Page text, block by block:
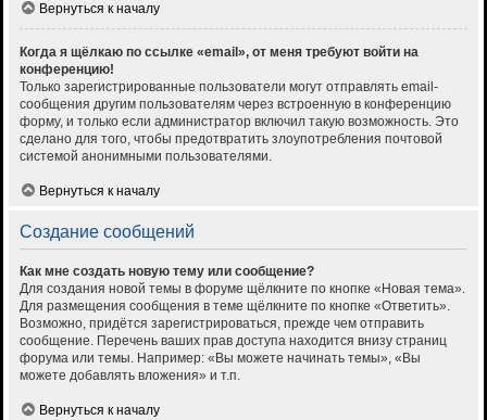
Вернуться к началу
Когда я щёлкаю по ссылке «email», от меня требуют войти на
конференцию!
Только зарегистрированные пользователи могут отправлять email-
сообщения другим пользователям через встроенную в конференцию
форму, и только если администратор включил такую возможность. Это
сделано для того, чтобы предотвратить злоупотребления почтовой
системой анонимными пользователями.
Вернуться к началу
Создание сообщений
Как мне создать новую тему или сообщение?
Для создания новой темы в форуме щёлкните по кнопке «Новая тема».
Для размещения сообщения в теме щёлкните по кнопке «Ответить».
Возможно, придётся зарегистрироваться, прежде чем отправить
сообщение. Перечень ваших прав доступа находится внизу страниц
форума или темы. Например: «Вы можете начинать темы», «Вы
можете добавлять вложения» и т.п.
Вернуться к началу